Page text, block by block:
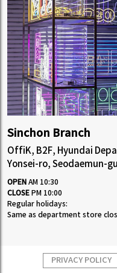
Sinchon Branch
OffiK, B2F, Hyundai
Yonsei-ro, Seodaemun-
OPEN AM 10:30
CLOSE PM 10:00
Regular holidays:
Same as department store
PRIVACY POLICY